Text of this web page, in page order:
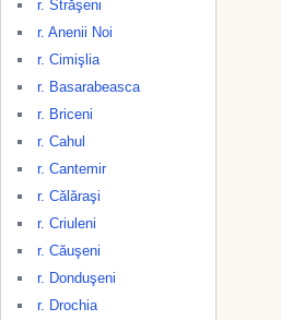
r. Străşeni
r. Anenii Noi
r. Cimişlia
r. Basarabeasca
r. Briceni
r. Cahul
r. Cantemir
r. Călăraşi
r. Criuleni
r. Căuşeni
r. Donduşeni
r. Drochia